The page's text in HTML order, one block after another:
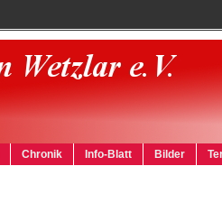
Chronik Info-Blatt Bilder